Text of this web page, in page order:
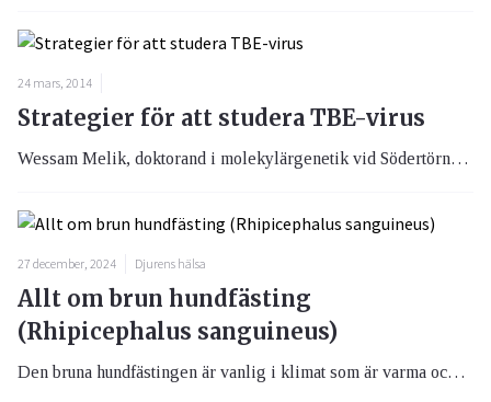
24 mars, 2014
Strategier för att studera TBE-virus
Wessam Melik, doktorand i molekylärgenetik vid Södertörns högskola och Stockolms Universitet, har utvecklat strategier för att studera TBE-virus direkt från insamlade fästingar i Östersjöområdet.
27 december, 2024 Djurens hälsa
Allt om brun hundfästing
(Rhipicephalus sanguineus)
Den bruna hundfästingen är vanlig i klimat som är varma och med hög luftfuktighet. Nu har man dock gjort ett oväntat fynd av denna gynnare, som främst biter hundar, på våra breddgrader.